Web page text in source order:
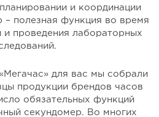
и координации
– полезная функция во время
и проведения лабораторных
для вас мы собрали
продукции брендов часов
обязательных функций
секундомер. Во многих